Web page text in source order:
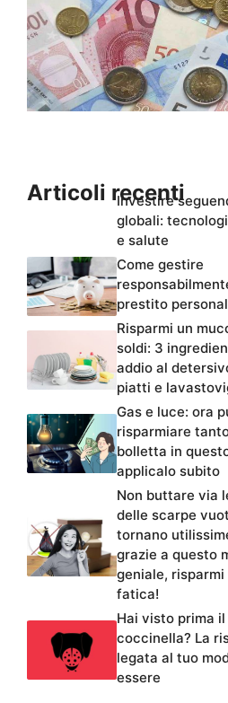
Articoli recenti
Investire
globali:
e salute
Come gestire
prestito
Risparmi un
soldi: 3
addio al
piatti e
Gas e luce: ora
risparmiare
bolletta in
applicalo subito
Non buttare via
delle scarpe
tornano
grazie a questo
geniale,
fatica!
Hai visto prima
coccinella? La
legata al tuo
essere